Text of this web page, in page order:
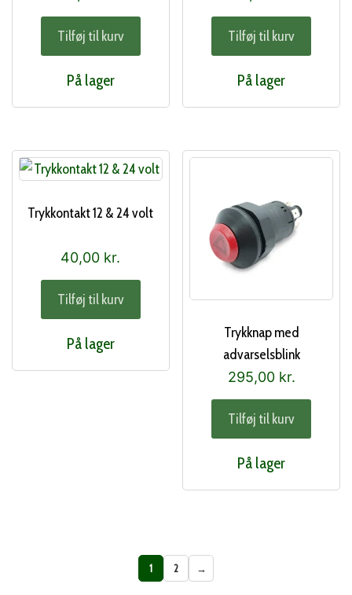
Tilføj til kurv
På lager
Tilføj til kurv
På lager
Trykkontakt 12 & 24 volt
40,00 kr.
Tilføj til kurv
På lager
Trykknap med
advarselsblink
295,00 kr.
Tilføj til kurv
På lager
1 2 →